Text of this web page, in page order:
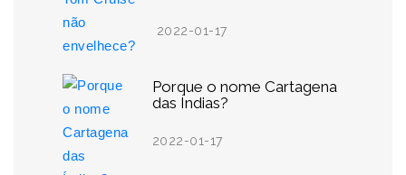
2022-01-17
Porque o nome Cartagena
das Índias?
2022-01-17